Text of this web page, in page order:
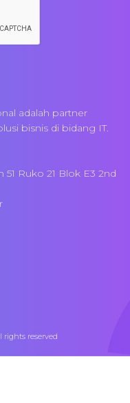
adalah partner
bisnis di bidang IT.
Ruko 21 Blok E3 2nd
rights reserved